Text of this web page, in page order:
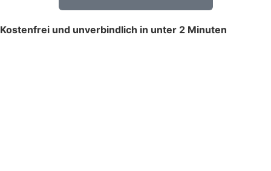
Kostenfrei und unverbindlich in unter 2 Minuten